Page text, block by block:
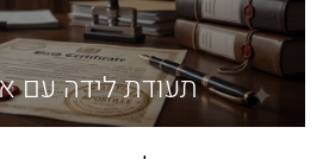
תעודת לידה עם